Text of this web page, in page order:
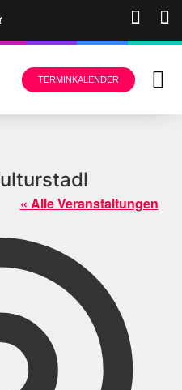
TERMINKALENDER
« Alle Veranstaltungen